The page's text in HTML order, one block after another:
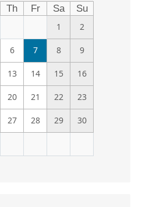
Th Fr Sa
Su
1
2
6 7 8 9
13 14 15 16
20 21 22 23
27 28 29 30